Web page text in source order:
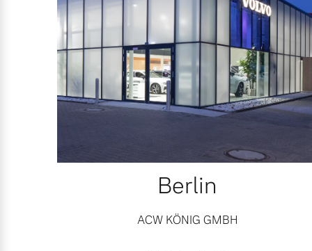
Mehr erfahren
Frühjahrscheck
Entdecken Sie unsere saisonalen
Mehr erfahren
Finanzierung & LeasingBerlin
ACW KÖNIG GMBH